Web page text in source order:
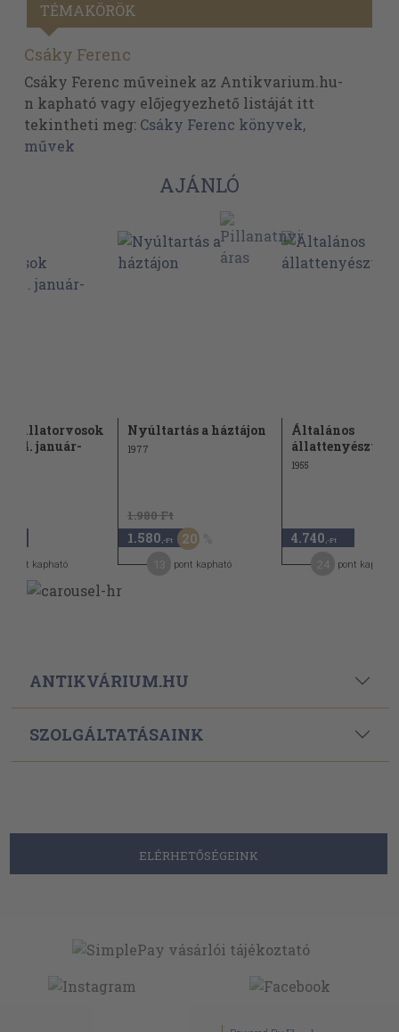
TÉMAKÖRÖK
Csáky Ferenc
Csáky Ferenc műveinek az Antikvarium.hu-
n kapható vagy előjegyezhető listáját itt
tekintheti meg: Csáky Ferenc könyvek,
művek
AJÁNLÓ
Állatorvosok
január-
pont kapható
Nyúltartás a háztájon
1977
1.980 Ft
1.580 ,-Ft 20
pont kapható
Általános
állattenyésztés
1955
4.740 ,-Ft
pont kapható
ANTIKVÁRIUM.HU
SZOLGÁLTATÁSAINK
ELÉRHETŐSÉGEINK